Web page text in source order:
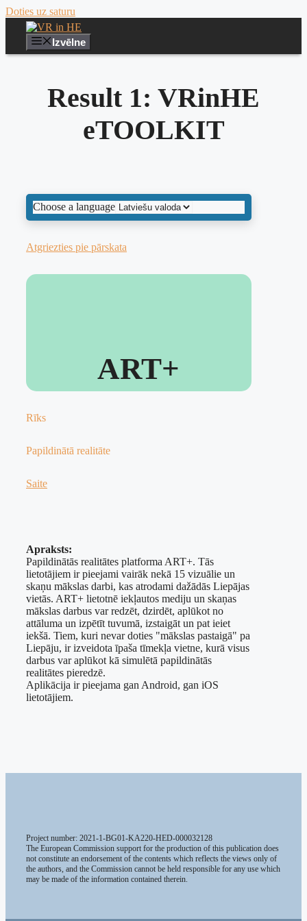
Doties uz saturu
Izvēlne
Result 1: VRinHE
eTOOLKIT
Choose a language
Atgriezties pie pārskata
ART+
Rīks
Papildinātā realitāte
Saite
Apraksts:
Papildinātās realitātes platforma ART+. Tās
lietotājiem ir pieejami vairāk nekā 15 vizuālie un
skaņu mākslas darbi, kas atrodami dažādās Liepājas
vietās. ART+ lietotnē iekļautos mediju un skaņas
mākslas darbus var redzēt, dzirdēt, aplūkot no
attāluma un izpētīt tuvumā, izstaigāt un pat ieiet
iekšā. Tiem, kuri nevar doties "mākslas pastaigā" pa
Liepāju, ir izveidota īpaša tīmekļa vietne, kurā visus
darbus var aplūkot kā simulētā papildinātās
realitātes pieredzē.
Aplikācija ir pieejama gan Android, gan iOS
lietotājiem.
Project number: 2021-1-BG01-KA220-HED-000032128
The European Commission support for the production of this publication does
not constitute an endorsement of the contents which reflects the views only of
the authors, and the Commission cannot be held responsible for any use which
may be made of the information contained therein.